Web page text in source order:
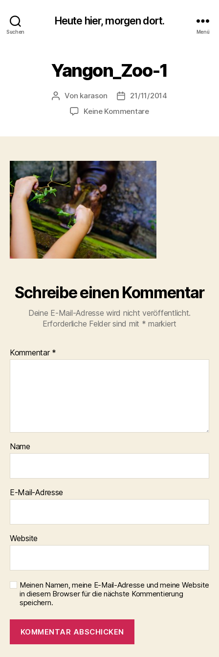
Suchen
Heute hier, morgen dort.
Menü
Yangon_Zoo-1
Beitragsautor
Von karason Veröffentlichungsdatum
21/11/2014
Keine Kommentarezu
Schreibe einen Kommentar
Deine E-Mail-Adresse wird nicht veröffentlicht.
Erforderliche Felder sind mit * markiert
Kommentar *
Name
E-Mail-Adresse
Website
Meinen Namen, meine E-Mail-Adresse und meine Website
in diesem Browser für die nächste Kommentierung
speichern.